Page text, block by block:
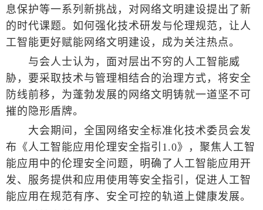
息保护等一系列新挑战，对网络文明建设提出了新
的时代课题。如何强化技术研发与伦理规范，让人
工智能更好赋能网络文明建设，成为关注热点。
与会人士认为，面对层出不穷的人工智能威
胁，要采取技术与管理相结合的治理方式，将安全
防线前移，为蓬勃发展的网络文明铸就一道坚不可
摧的隐形盾牌。
大会期间，全国网络安全标准化技术委员会发
布《人工智能应用伦理安全指引1.0》，聚焦人工智
能应用中的伦理安全问题，明确了人工智能应用开
发、服务提供和应用使用等安全指引，促进人工智
能应用在规范有序、安全可控的轨道上健康发展。